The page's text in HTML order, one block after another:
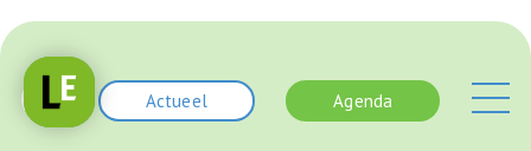
Actueel Agenda